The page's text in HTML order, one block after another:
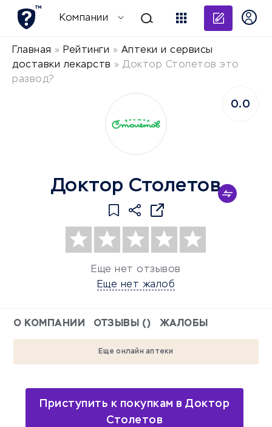
Компании
Главная » Рейтинги » Аптеки и сервисы
доставки лекарств » Доктор Столетов это
развод?
Доктор Столетов
Еще нет отзывов
Еще нет жалоб
0.0
О КОМПАНИИ ОТЗЫВЫ () ЖАЛОБЫ
Еще онлайн аптеки
Приступить к покупкам в Доктор
Столетов